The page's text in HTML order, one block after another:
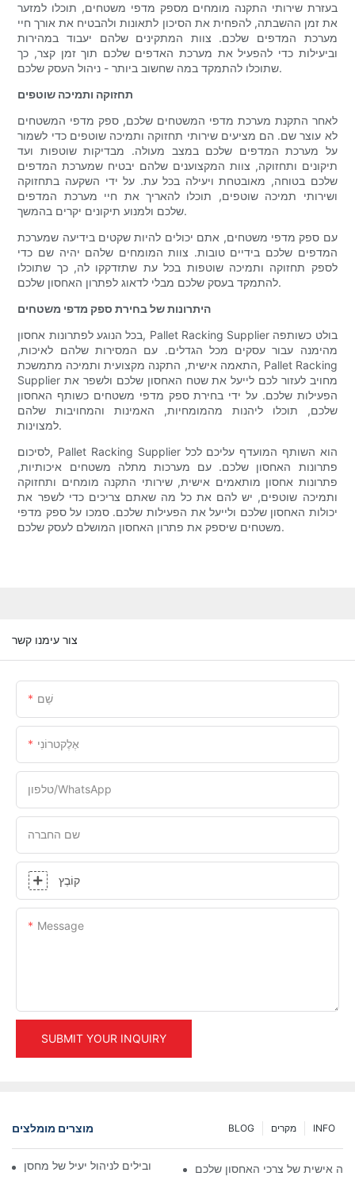
בעזרת שירותי התקנה מומחים מספק מדפי משטחים, תוכלו למזער
את זמן ההשבתה, להפחית את הסיכון לתאונות ולהבטיח את אורך חיי
מערכת המדפים שלכם. צוות המתקינים שלהם יעבוד במהירות
וביעילות כדי להפעיל את מערכת האדפים שלכם תוך זמן קצר, כך
שתוכלו להתמקד במה שחשוב ביותר - ניהול העסק שלכם.
תחזוקה ותמיכה שוטפים
לאחר התקנת מערכת מדפי המשטחים שלכם, ספק מדפי המשטחים
לא עוצר שם. הם מציעים שירותי תחזוקה ותמיכה שוטפים כדי לשמור
על מערכת המדפים שלכם במצב מעולה. מבדיקות שוטפות ועד
תיקונים ותחזוקה, צוות המקצוענים שלהם יבטיח שמערכת המדפים
שלכם בטוחה, מאובטחת ויעילה בכל עת. על ידי השקעה בתחזוקה
ושירותי תמיכה שוטפים, תוכלו להאריך את חיי מערכת המדפים
שלכם ולמנוע תיקונים יקרים בהמשך.
עם ספק מדפי משטחים, אתם יכולים להיות שקטים בידיעה שמערכת
המדפים שלכם בידיים טובות. צוות המומחים שלהם יהיה שם כדי
לספק תחזוקה ותמיכה שוטפות בכל עת שתזדקקו לה, כך שתוכלו
להתמקד בעסק שלכם מבלי לדאוג לפתרון האחסון שלכם.
היתרונות של בחירת ספק מדפי משטחים
בכל הנוגע לפתרונות אחסון, Pallet Racking Supplier בולט כשותפה
מהימנה עבור עסקים מכל הגדלים. עם המסירות שלהם לאיכות,
התאמה אישית, התקנה מקצועית ותמיכה מתמשכת, Pallet Racking
Supplier מחויב לעזור לכם לייעל את שטח האחסון שלכם ולשפר את
הפעילות שלכם. על ידי בחירת ספק מדפי משטחים כשותף האחסון
שלכם, תוכלו ליהנות מהמומחיות, האמינות והמחויבות שלהם
למצוינות.
לסיכום, Pallet Racking Supplier הוא השותף המועדף עליכם לכל
פתרונות האחסון שלכם. עם מערכות מתלה משטחים איכותיות,
פתרונות אחסון מותאמים אישית, שירותי התקנה מומחים ותחזוקה
ותמיכה שוטפים, יש להם את כל מה שאתם צריכים כדי לשפר את
יכולות האחסון שלכם ולייעל את הפעילות שלכם. סמכו על ספק מדפי
משטחים שיספק את פתרון האחסון המושלם לעסק שלכם.
צור עימנו קשר
שֵׁם
אֶלֶקטרוֹנִי
טלפון/WhatsApp
שם החברה
קוֹבֶץ
Message
SUBMIT YOUR INQUIRY
מוצרים מומלצים INFO מקרים BLOG
פתרונות מדפים תעשייתיים מובילים לניהול יעיל של מחסן
אישית של צרכי האחסון שלכם